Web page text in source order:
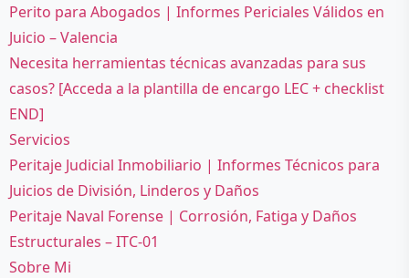
Perito para Abogados | Informes Periciales Válidos en
Juicio – Valencia
Necesita herramientas técnicas avanzadas para sus
casos? [Acceda a la plantilla de encargo LEC + checklist
END]
Servicios
Peritaje Judicial Inmobiliario | Informes Técnicos para
Juicios de División, Linderos y Daños
Peritaje Naval Forense | Corrosión, Fatiga y Daños
Estructurales – ITC-01
Sobre Mi